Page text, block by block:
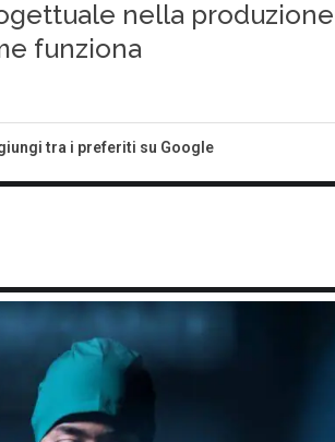
nella
funziona
tra i preferiti su Google